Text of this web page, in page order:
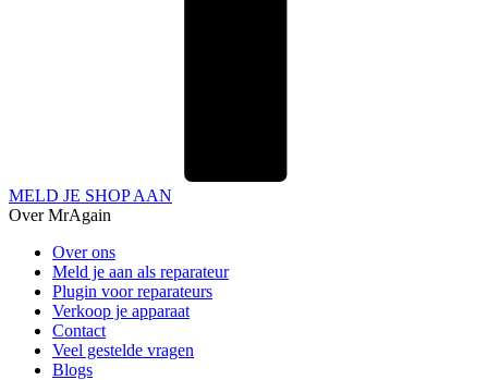
MELD JE SHOP AAN
Over MrAgain
Over ons
Meld je aan als reparateur
Plugin voor reparateurs
Verkoop je apparaat
Contact
Veel gestelde vragen
Blogs